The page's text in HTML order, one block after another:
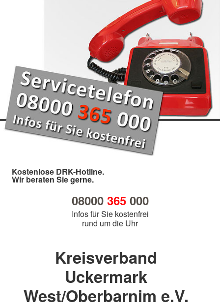
Kostenlose DRK-Hotline.
Wir beraten Sie gerne.
08000 365000
Infos für Sie kostenfrei
rund um die Uhr
Kreisverband
Uckermark
West/Oberbarnim e.V.